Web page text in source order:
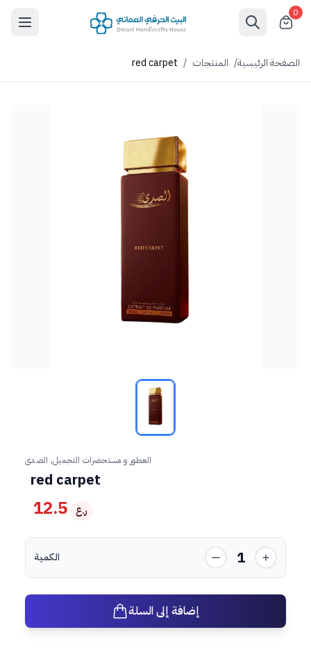
0
الصفحة الرئيسية/ المنتجات /
red carpet
العطور و مستحضرات التجميل, الصدى
red carpet
12.5 ر.ع
الكمية 1
إضافة إلى السلة